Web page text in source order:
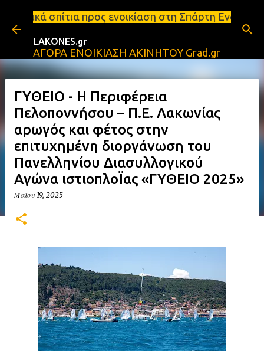
Μετάβαση στο κύριο περιεχόμενο
ενοικίαση στη Σπάρτη Ενοικιάσεις
LAKONES.gr
ΑΓΟΡΑ ΕΝΟΙΚΙΑΣΗ ΑΚΙΝΗΤΟΥ Grad.gr
ΓΥΘΕΙΟ - Η Περιφέρεια
Πελοποννήσου – Π.Ε. Λακωνίας
αρωγός και φέτος στην
επιτυχημένη διοργάνωση του
Πανελληνίου Διασυλλογικού
Αγώνα ιστιοπλοΪας «ΓΥΘΕΙΟ 2025»
Μαΐου 19, 2025